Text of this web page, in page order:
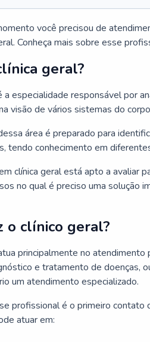
você precisou de
Conheça mais sobre esse
geral?
a especialidade responsável por
visão de vários sistemas do
área é preparado para
tendo conhecimento em
clínica geral está apto a avaliar
no qual é preciso uma solução
o clínico geral?
principalmente no atendimento
e tratamento de doenças,
um atendimento especializado.
profissional é o primeiro contato
atuar em: